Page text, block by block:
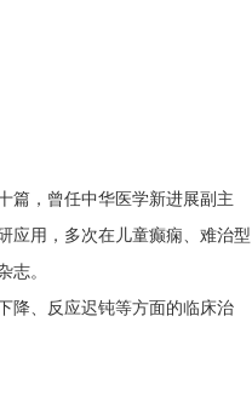
篇，曾任中华医学新进展副主
应用，多次在儿童癫痫、难治型
志。
降、反应迟钝等方面的临床治